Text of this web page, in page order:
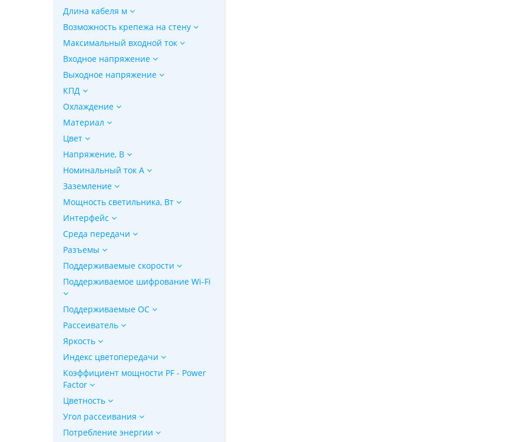
Длина кабеля м
Возможность крепежа на стену
Максимальный входной ток
Входное напряжение
Выходное напряжение
КПД
Охлаждение
Материал
Цвет
Напряжение, B
Номинальный ток А
Заземление
Мощность светильника, Вт
Интерфейс
Среда передачи
Разъемы
Поддерживаемые скорости
Поддерживаемое шифрование Wi-Fi
Поддерживаемые ОС
Рассеиватель
Яркость
Индекс цветопередачи
Коэффициент мощности PF - Power
Factor
Цветность
Угол рассеивания
Потребление энергии